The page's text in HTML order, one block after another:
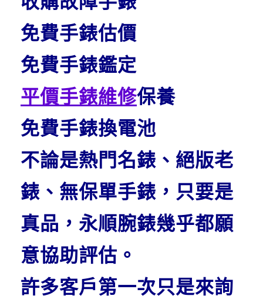
免費手錶估價
免費手錶鑑定
平價手錶維修保養
免費手錶換電池
不論是熱門名錶、絕版老
錶、無保單手錶，只要是
真品，永順腕錶幾乎都願
意協助評估。
許多客戶第一次只是來詢